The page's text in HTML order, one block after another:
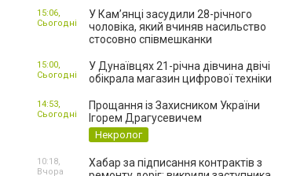
У Камʼянці засудили 28-річного
чоловіка, який вчиняв насильство
стосовно співмешканки
15:06,
Сьогодні
У Дунаївцях 21-річна дівчина двічі
обікрала магазин цифрової техніки
15:00,
Сьогодні
Прощання із Захисником України
Ігорем Драгусевичем
Некролог
14:53,
Сьогодні
Хабар за підписання контрактів з
10:18,
Вчора